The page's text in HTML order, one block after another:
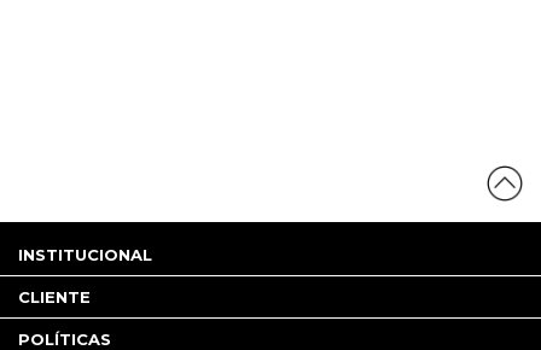
INSTITUCIONAL
CLIENTE
POLÍTICAS